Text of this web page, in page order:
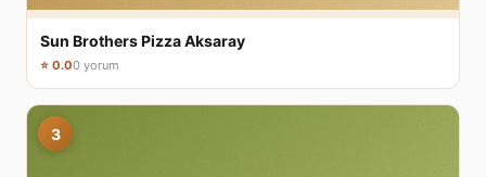
Sun Brothers Pizza Aksaray
⭐ 0.00 yorum
3